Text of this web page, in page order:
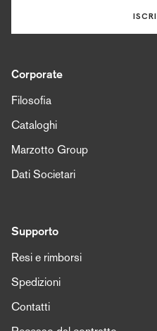
Corporate
Filosofia
Cataloghi
Marzotto Group
Dati Societari
Supporto
Resi e rimborsi
Spedizioni
Contatti